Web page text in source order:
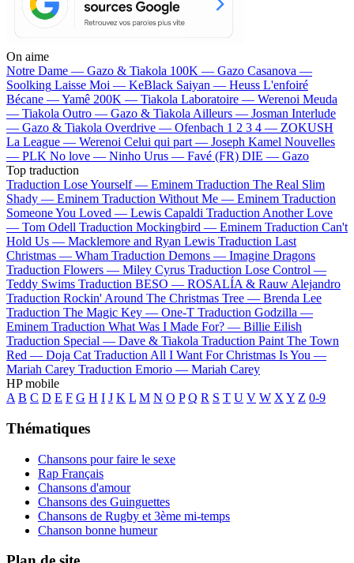
On aime
Notre Dame — Gazo & Tiakola 100K — Gazo Casanova —
Soolking Laisse Moi — KeBlack Saiyan — Heuss L'enfoiré
Bécane —Yamê 200K — Tiakola Laboratoire — Werenoi Meuda
— Tiakola Outro — Gazo & Tiakola Ailleurs — Josman Interlude
— Gazo & Tiakola Overdrive — Ofenbach 1 2 3 4 — ZOKUSH
La League — Werenoi Celui qui part — Joseph Kamel Nouvelles
— PLK No love — Ninho Urus — Favé (FR) DIE — Gazo
Top traduction
Traduction Lose Yourself — Eminem Traduction The Real Slim
Shady — Eminem Traduction Without Me — Eminem Traduction
Someone You Loved — Lewis Capaldi Traduction Another Love
— Tom Odell Traduction Mockingbird — Eminem Traduction Can't
Hold Us — Macklemore and Ryan Lewis Traduction Last
Christmas — Wham Traduction Demons — Imagine Dragons
Traduction Flowers — Miley Cyrus Traduction Lose Control —
Teddy Swims Traduction BESO — ROSALÍA & Rauw Alejandro
Traduction Rockin' Around The Christmas Tree — Brenda Lee
Traduction The Magic Key — One-T Traduction Godzilla —
Eminem Traduction What Was I Made For? — Billie Eilish
Traduction Special — Dave & Tiakola Traduction Paint The Town
Red — Doja Cat Traduction All I Want For Christmas Is You —
Mariah Carey Traduction Emorio — Mariah Carey
HP mobile
A B C D E F G H I J K L M N O P Q R S T U V W X Y Z 0-9
Thématiques
Chansons pour faire le sexe
Rap Français
Chansons d'amour
Chansons des Guinguettes
Chansons de Rugby et 3ème mi-temps
Chanson bonne humeur